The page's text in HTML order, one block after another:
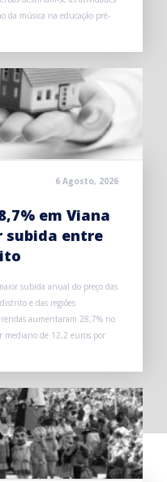
da música na educação pré-
6 Agosto, 2026
em Viana
subida entre
subida anual do preço das
e das regiões
aumentaram 28,7% no
mediano de 12,2 euros por